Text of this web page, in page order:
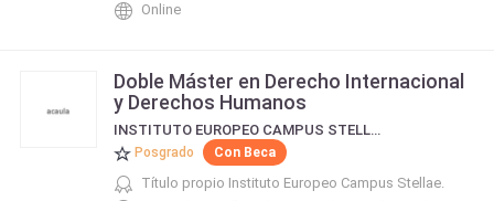
Online
Doble Máster en Derecho Internacional
y Derechos Humanos
INSTITUTO EUROPEO CAMPUS STELLAE
Posgrado Con Beca
Título propio Instituto Europeo Campus Stellae.